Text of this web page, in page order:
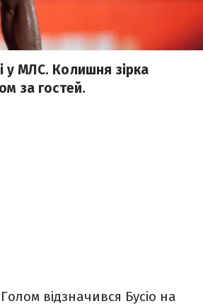
у МЛС. Колишня зірка
за гостей.
відзначився Бусіо на